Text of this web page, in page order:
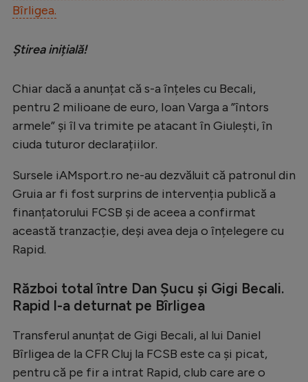
EURO 2024
Stranieri
Clasamente
Tenis
Handbal
Formula 1
Gimnastică
Auto
Rugby
Bîrligea.
Știrea inițială!
Chiar dacă a anunțat că s-a înțeles cu Becali,
pentru 2 milioane de euro, Ioan Varga a ”întors
armele” și îl va trimite pe atacant în Giulești, în
ciuda tuturor declarațiilor.
Sursele iAMsport.ro ne-au dezvăluit că patronul din
Gruia ar fi fost surprins de intervenția publică a
finanțatorului FCSB și de aceea a confirmat
această tranzacție, deși avea deja o înțelegere cu
Rapid.
Război total între Dan Șucu și Gigi Becali.
Rapid l-a deturnat pe Bîrligea
Transferul anunțat de Gigi Becali, al lui Daniel
Bîrligea de la CFR Cluj la FCSB este ca și picat,
pentru că pe fir a intrat Rapid, club care are o